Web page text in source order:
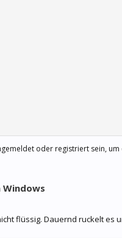
oder registriert sein,
Windows
flüssig. Dauernd ruckelt es